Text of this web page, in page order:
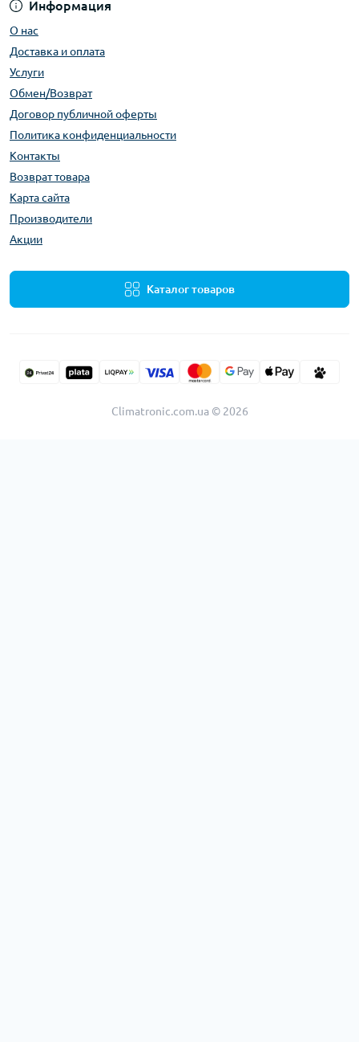
Информация
О нас
Доставка и оплата
Услуги
Обмен/Возврат
Договор публичной оферты
Политика конфиденциальности
Контакты
Возврат товара
Карта сайта
Производители
Акции
Каталог товаров
Climatronic.com.ua © 2026